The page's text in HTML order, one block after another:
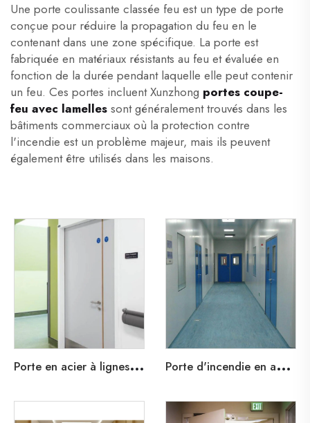
Une porte coulissante classée feu est un type de porte
conçue pour réduire la propagation du feu en le
contenant dans une zone spécifique. La porte est
fabriquée en matériaux résistants au feu et évaluée en
fonction de la durée pendant laquelle elle peut contenir
un feu. Ces portes incluent Xunzhong portes coupe-
feu avec lamelles sont généralement trouvés dans les
bâtiments commerciaux où la protection contre
l'incendie est un problème majeur, mais ils peuvent
également être utilisés dans les maisons.
P
orte en acier à lignes de plomb pour hôpitaux et soins de santé P
orte d'incendie en acier de l'hôpital de santé